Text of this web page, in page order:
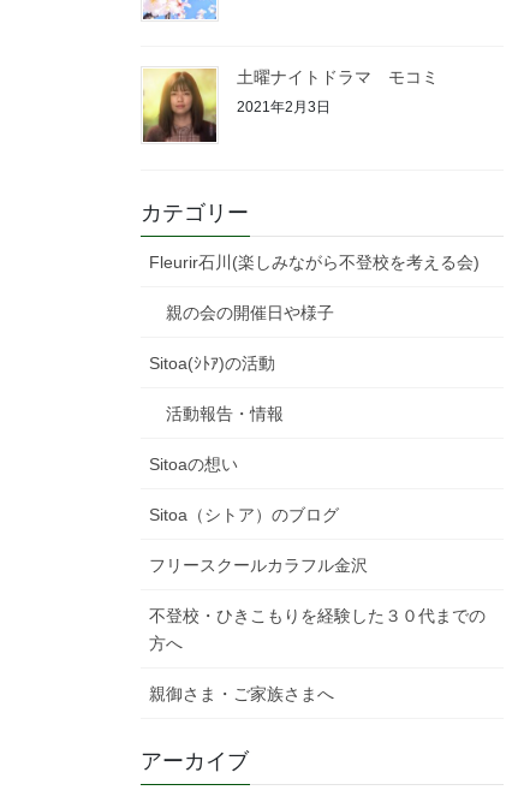
土曜ナイトドラマ モコミ
2021年2月3日
カテゴリー
Fleurir石川(楽しみながら不登校を考える会)
親の会の開催日や様子
Sitoa(ｼﾄｱ)の活動
活動報告・情報
Sitoaの想い
Sitoa（シトア）のブログ
フリースクールカラフル金沢
不登校・ひきこもりを経験した３０代までの
方へ
親御さま・ご家族さまへ
アーカイブ